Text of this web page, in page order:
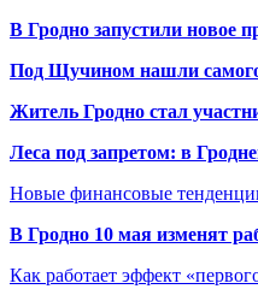
В Гродно запустили новое
Под Щучином нашли
Житель Гродно стал
Леса под запретом: в
Новые финансовые
В Гродно 10 мая изменят
Как работает эффект